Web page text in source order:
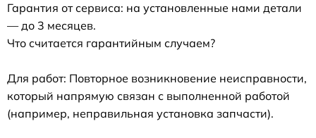
Гарантия от сервиса: на установленные нами детали
— до 3 месяцев.
Что считается гарантийным случаем?
Для работ: Повторное возникновение неисправности,
который напрямую связан с выполненной работой
(например, неправильная установка запчасти).